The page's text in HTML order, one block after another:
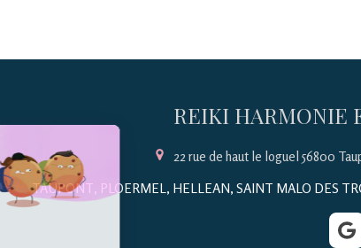
REIKI HARMONIE
22 rue de haut le loguel 56800
TAUPONT, PLOERMEL, HELLEAN, SAINT MALO DES